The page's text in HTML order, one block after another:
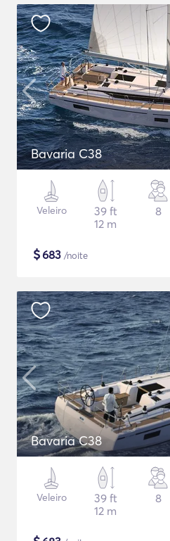
Bavaria C38
Veleiro
39 ft
12 m
8
$683 /noite
Bavaria C38
Veleiro
39 ft
12 m
8